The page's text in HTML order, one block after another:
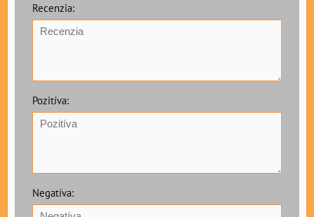
Recenzia:
Pozitíva:
Negatíva: